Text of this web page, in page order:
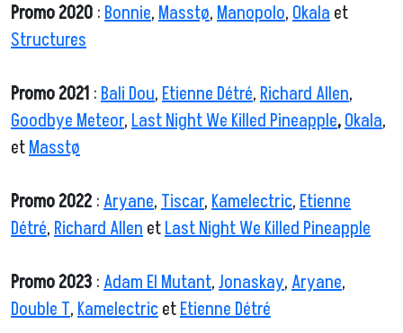
Promo 2020 :Bonnie,Masstø,Manopolo,Okalaet
Structures
Promo 2021 :Bali Dou,Etienne Détré,Richard Allen,
Goodbye Meteor,Last Night We Killed Pineapple,Okala,
etMasstø
Promo 2022 :Aryane,Tiscar,Kamelectric,Etienne
Détré,Richard AllenetLast Night We Killed Pineapple
Promo 2023 :Adam El Mutant,Jonaskay,Aryane,
Double T,KamelectricetEtienne Détré